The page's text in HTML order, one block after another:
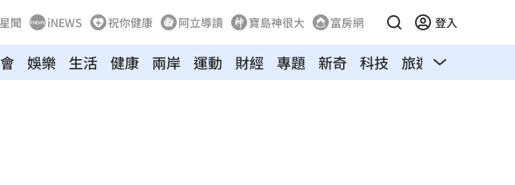
聞 iNEWS 祝你健康 阿立導讀 寶島神很大 富房網 登入
娛樂 生活 健康 兩岸 運動 財經 專題 新奇 科技 旅遊 汽車